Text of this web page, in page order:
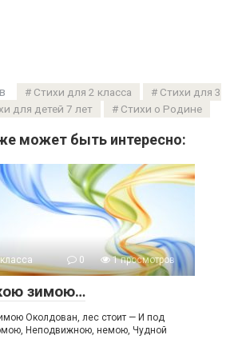
Стихи для 2 класса
Стихи для 3
для детей 7 лет Стихи о Родине
может быть интересно:
0 1 просмотров
зимою…
Околдован, лес стоит — И под
Неподвижною, немою, Чудной